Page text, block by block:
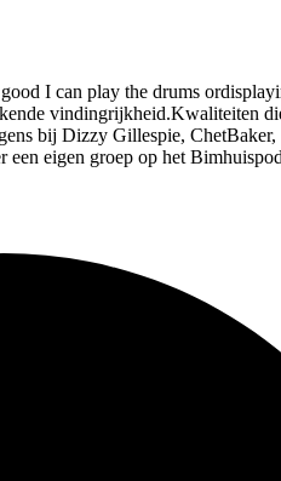
I can play the drums
vindingrijkheid.Kwaliteiten
bij Dizzy Gillespie,
eigen groep op het